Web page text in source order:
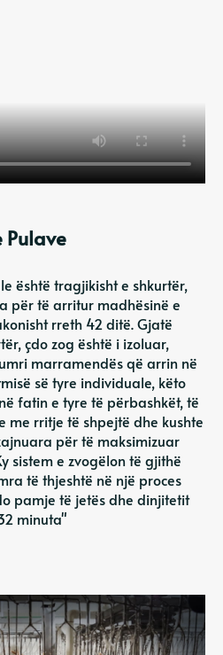
Pulave
është tragjikisht e shkurtër,
për të arritur madhësinë e
rreth 42 ditë. Gjatë
çdo zog është i izoluar,
marramendës që arrin në
së tyre individuale, këto
fatin e tyre të përbashkët, të
me rritje të shpejtë dhe kushte
për të maksimizuar
sistem e zvogëlon të gjithë
të thjeshtë në një proces
pamje të jetës dhe dinjitetit
minuta"